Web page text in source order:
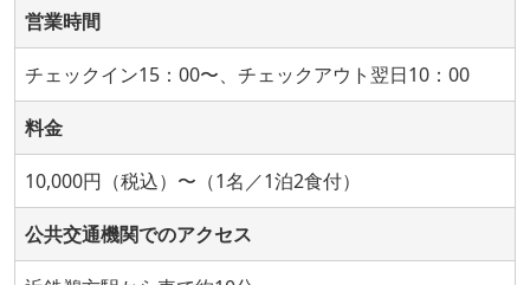
営業時間
チェックイン15：00〜、チェックアウト翌日10：00
料金
10,000円（税込）〜（1名／1泊2食付）
公共交通機関でのアクセス